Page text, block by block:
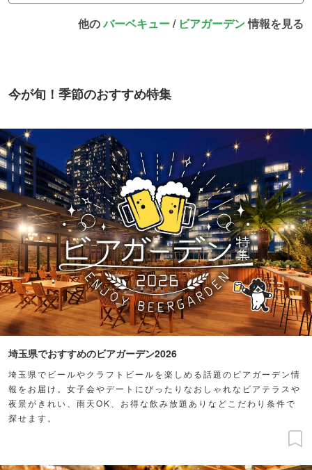
他のバーベキュー/ ビアガーデン情報を見る
今が旬！季節のおすすめ特集
埼玉県でおすすめのビアガーデン2026
埼玉県でビールやクラフトビールを楽しめる話題のビアガーデン情
報をお届け。女子会やデートにぴったりなおしゃれなビアテラスや
夜景がきれい、雨天OK、お得な飲み放題ありなどこだわり条件で
探せます。